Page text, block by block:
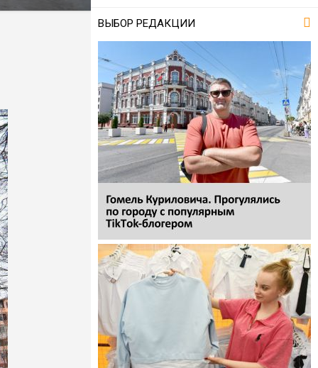
ВЫБОР РЕДАКЦИИ